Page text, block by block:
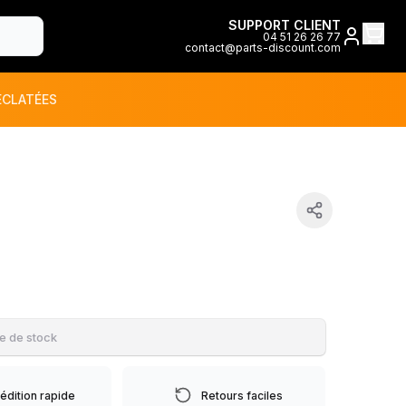
SUPPORT CLIENT
04 51 26 26 77
contact@parts-discount.com
de stock
rapide Retours faciles